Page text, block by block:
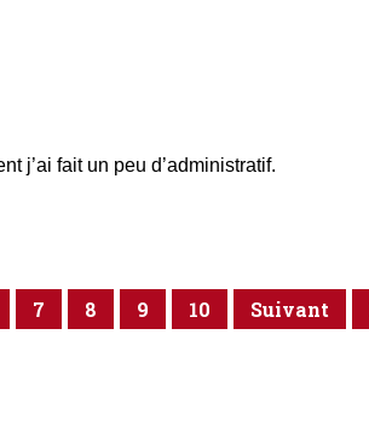
j’ai fait un peu d’administratif.
7 8 9 10 Suivant